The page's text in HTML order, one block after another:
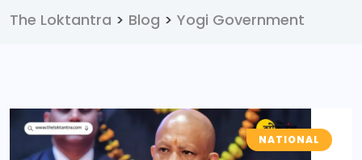
The Loktantra > Blog > Yogi Government
NATIONAL